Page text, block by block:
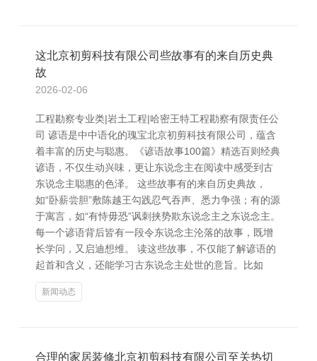
这北京初剪科技有限公司些故事有的来自历史典
故
2026-02-06
工程勘察专业类|岩土工程|哈密王特工程勘察有限责任公
司 谚语是中中语化的瑰宝北京初剪科技有限公司，蕴含
着丰富的历史与聪惠。《谚语故事100篇》精选百则经典
谚语，不仅生动兴味，更让东说念主在阅读中感受到古
东说念主聪惠的色泽。 这些故事有的来自历史典故，
如“卧薪尝胆”敷陈越王勾践忍气吞声、悉力争强；有的源
于寓言，如“有恃毋恐”讽刺挟势欺东说念主之东说念主。
每一个谚语背后皆有一段令东说念主沦落的故事，既增
长学问，又启迪想维。 读这些故事，不仅能了解谚语的
起首和含义，还能学习古东说念主处世的意旨。比如
新闻动态
合理的家居装修北京初剪科技有限公司至关热切